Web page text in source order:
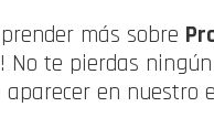
más sobre
te pierdas
en nuestro